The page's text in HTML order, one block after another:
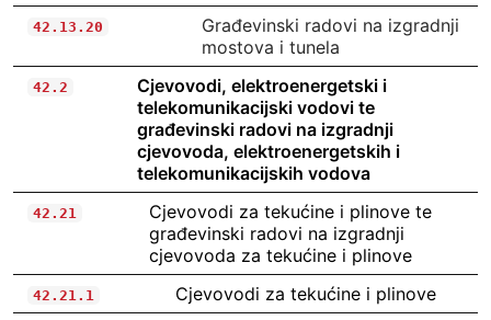
42.13.20
Građevinski radovi na izgradnji
mostova i tunela
42.2
Cjevovodi, elektroenergetski i
telekomunikacijski vodovi te
građevinski radovi na izgradnji
cjevovoda, elektroenergetskih i
telekomunikacijskih vodova
42.21
Cjevovodi za tekućine i plinove te
građevinski radovi na izgradnji
cjevovoda za tekućine i plinove
42.21.1 Cjevovodi za tekućine i plinove